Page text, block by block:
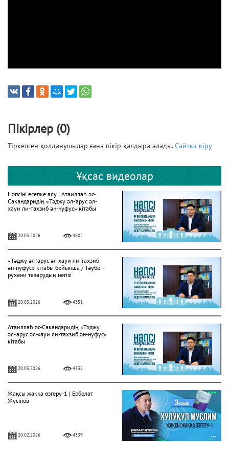
Пікірлер (0)
Тіркелген қолданушылар ғана пікір қалдыра алады.Сайтқа кіру
Ұқсас видеолар
Нәпсіні есепке алу | Атаиллаһ әс-
Сакандаридің «Тәджу әл-‘арус әл-
хауи ли-тахзиб ән-нуфус» кітабы
20.03.2026 4802
«Тәджу әл-‘арус әл-хауи ли-тахзиб
ән-нуфус» кітабы бойынша / Тәубе –
рухани тазарудың негізі
20.03.2026 4351
Атаиллаһ әс-Сакандаридің «Тәджу
әл-‘арус әл-хауи ли-тахзиб ән-нуфус»
кітабы
20.03.2026 4332
Жақсы жаққа өзгеру-1 | Ерболат
Жүсіпов
20.02.2026 4339